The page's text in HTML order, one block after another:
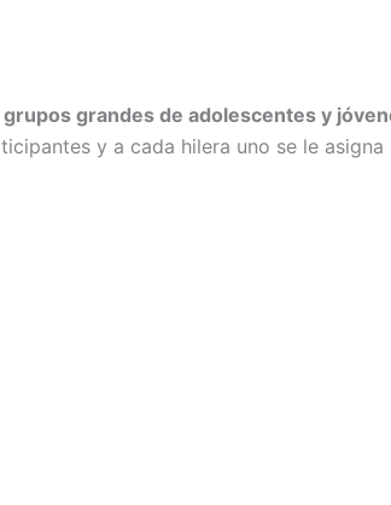
grandes de adolescentes y
y a cada hilera uno se le asigna